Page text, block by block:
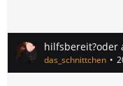
hilfsbereit?oder
das_schnittchen